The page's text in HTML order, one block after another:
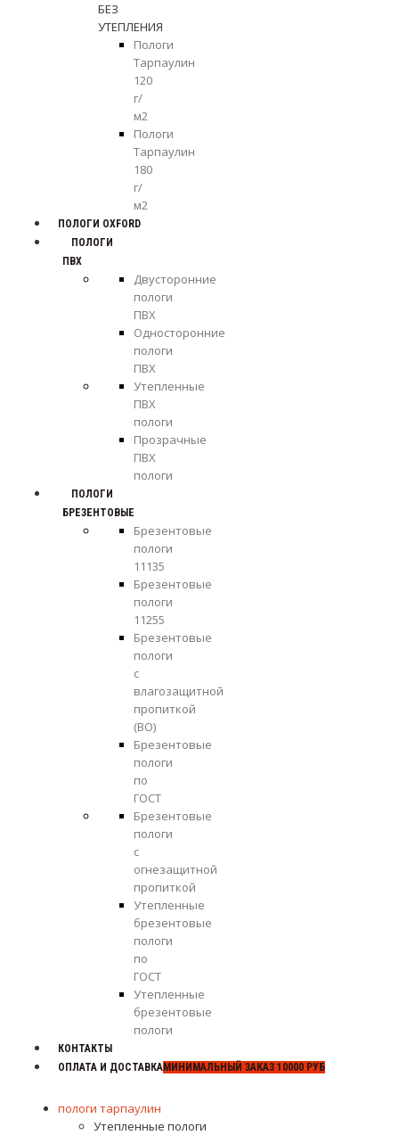
БЕЗ
УТЕПЛЕНИЯ
Пологи
Тарпаулин
120
г/
м2
Пологи
Тарпаулин
180
г/
м2
ПОЛОГИ OXFORD
ПОЛОГИ
ПВХ
Двусторонние
пологи
ПВХ
Односторонние
пологи
ПВХ
Утепленные
ПВХ
пологи
Прозрачные
ПВХ
пологи
ПОЛОГИ
БРЕЗЕНТОВЫЕ
Брезентовые
пологи
11135
Брезентовые
пологи
11255
Брезентовые
пологи
с
влагозащитной
пропиткой
(ВО)
Брезентовые
пологи
по
ГОСТ
Брезентовые
пологи
с
огнезащитной
пропиткой
Утепленные
брезентовые
пологи
по
ГОСТ
Утепленные
брезентовые
пологи
КОНТАКТЫ
ОПЛАТА И ДОСТАВКАМИНИМАЛЬНЫЙ ЗАКАЗ 10000 РУБ
пологи тарпаулин
Утепленные пологи